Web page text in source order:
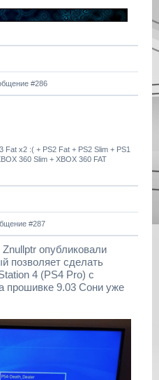
#286
Fat x2 :( + PS2 Fat + PS2 Slim + PS1
360 Slim + XBOX 360 FAT
#287
опубликовали
позволяет сделать
4 (PS4 Pro) с
прошивке 9.03 Сони уже